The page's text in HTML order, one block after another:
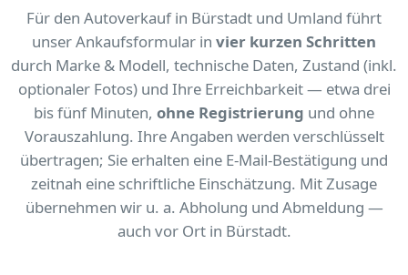
Für den Autoverkauf in Bürstadt und Umland führt
unser Ankaufsformular in vier kurzen Schritten
durch Marke & Modell, technische Daten, Zustand (inkl.
optionaler Fotos) und Ihre Erreichbarkeit — etwa drei
bis fünf Minuten, ohne Registrierung und ohne
Vorauszahlung. Ihre Angaben werden verschlüsselt
übertragen; Sie erhalten eine E-Mail-Bestätigung und
zeitnah eine schriftliche Einschätzung. Mit Zusage
übernehmen wir u. a. Abholung und Abmeldung —
auch vor Ort in Bürstadt.